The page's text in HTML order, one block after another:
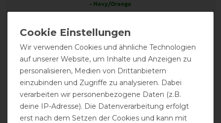
- Navy/Orange
Product Reviews
5
Product Rating
5/5
Wir verwenden Cookies und ähnliche Technologien
auf unserer Website, um Inhalte und Anzeigen zu
personalisieren, Medien von Drittanbietern
einzubinden und Zugriffe zu analysieren. Dabei
verarbeiten wir personenbezogene Daten (z.B.
deine IP-Adresse). Die Datenverarbeitung erfolgt
erst nach dem Setzen der Cookies und kann mit